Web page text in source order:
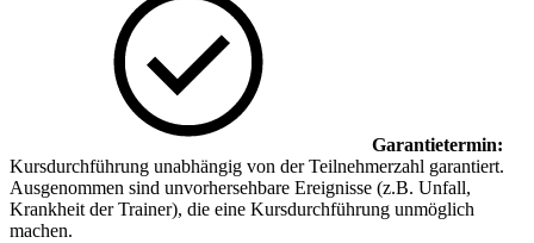
Garantietermin:
Kursdurchführung unabhängig von der Teilnehmerzahl garantiert.
Ausgenommen sind unvorhersehbare Ereignisse (z.B. Unfall,
Krankheit der Trainer), die eine Kursdurchführung unmöglich
machen.